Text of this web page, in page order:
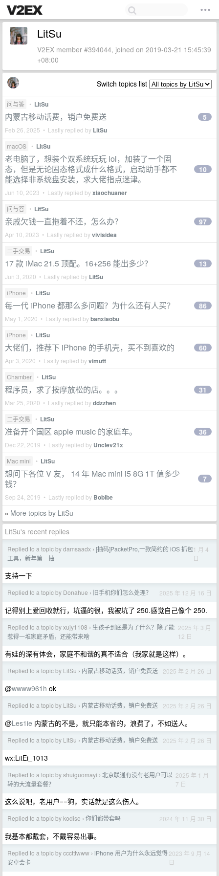
LitSu
V2EX member #394044, joined on 2019-03-21 15:45:39
+08:00
Switch topics list
问与答 • LitSu
内蒙古移动话费，销户免费送
Feb 26, 2025 • Lastly replied by LitSu
5
macOS • LitSu
老电脑了，想装个双系统玩玩 lol，加装了一个固
态，但是无论固态格式成什么格式，启动助手都不
能选择非系统盘安装，求大佬指点迷津。
Jun 10, 2023 • Lastly replied byxiaochuaner
10
问与答 • LitSu
亲戚欠钱一直拖着不还，怎么办？
Apr 10, 2023 • Lastly replied byvivisidea
97
二手交易 • LitSu
17 款 iMac 21.5 顶配。16+256 能出多少？
Jun 3, 2020 • Lastly replied by LitSu
13
iPhone • LitSu
每一代 iPhone 都那么多问题？为什么还有人买？
May 1, 2020 • Lastly replied bybanxiaobu
86
iPhone • LitSu
大佬们，推荐下 iPhone 的手机壳，买不到喜欢的
Apr 3, 2020 • Lastly replied byvimutt
60
Chamber • LitSu
程序员，求了按摩放松的店。。。
Mar 25, 2020 • Lastly replied byddzzhen
31
二手交易 • LitSu
准备开个国区 apple music 的家庭车。
Dec 22, 2019 • Lastly replied by Unclev21x
36
Mac mini • LitSu
想问下各位 V 友， 14 年 Mac mini i5 8G 1T 值多少
钱？
Sep 24, 2019 • Lastly replied by Bobibe
7
» More topics by LitSu
LitSu's recent replies
Replied to a topic by damsaadx › [抽码]PacketPro,一款简约的 iOS 抓包
工具，新年第一抽
1 月 4
日
支持一下
Replied to a topic by Donahue › 旧手机你们怎么处理？ 2025 年 12 月 16 日
记得别上爱回收就行，坑逼的很，我被坑了 250.感觉自己像个 250.
Replied to a topic by xujy1108 › 生孩子到底是为了什么？除了能
惹得一堆家庭矛盾，还能带来啥
2025 年 3 月
12 日
有娃的深有体会，家庭不和谐的真不适合（我家就是这样）。
Replied to a topic by LitSu › 内蒙古移动话费，销户免费送 2025 年 2 月 26 日
@wwww961h ok
Replied to a topic by LitSu › 内蒙古移动话费，销户免费送 2025 年 2 月 26 日
@Les1ie 内蒙古的不是，就只能本省的，浪费了，不如送人。
Replied to a topic by LitSu › 内蒙古移动话费，销户免费送 2025 年 2 月 26 日
wx:LitEi_1013
Replied to a topic by shuiguomayi › 北京联通有没有老用户可以
转的大流量套餐？
2025 年 1 月
7 日
这么说吧，老用户==狗，实话就是这么伤人。
Replied to a topic by kodise › 你们都带套吗 2024 年 11 月 30 日
我基本都戴套，不戴容易出事。
Replied to a topic by ccctttwww › iPhone 用户为什么永远觉得
安卓会卡
2023 年 9 月 14
日